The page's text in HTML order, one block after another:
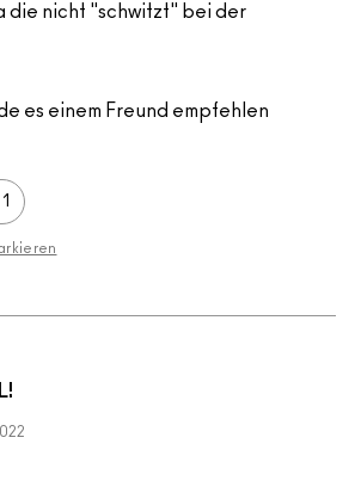
die nicht "schwitzt" bei der
es einem Freund empfehlen
1